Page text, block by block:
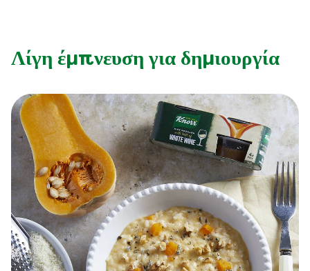
Λίγη έμπνευση για δημιουργία